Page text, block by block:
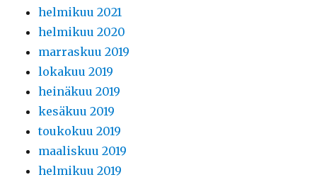
helmikuu 2021
helmikuu 2020
marraskuu 2019
lokakuu 2019
heinäkuu 2019
kesäkuu 2019
toukokuu 2019
maaliskuu 2019
helmikuu 2019